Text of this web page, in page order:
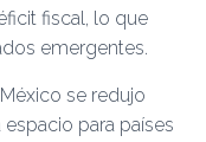
fiscal, lo que
emergentes.
se redujo
para países